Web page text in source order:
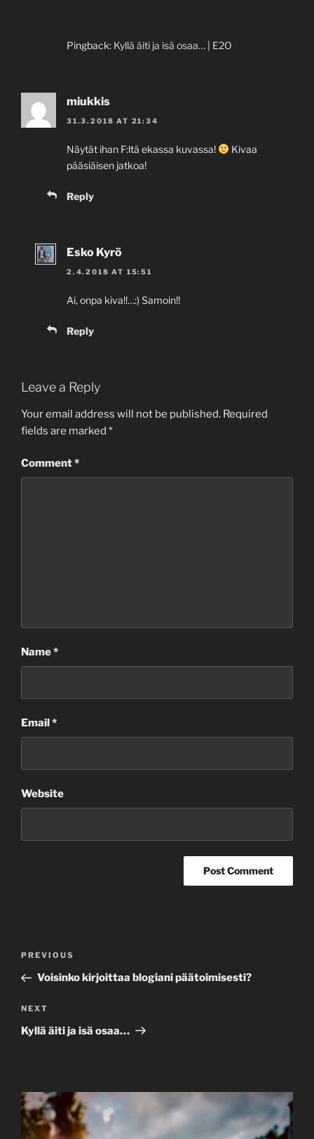
Pingback: Kyllä äiti ja isä osaa… | E2O
miukkis
31.3.2018 AT 21:34
Näytät ihan F:ltä ekassa kuvassa!
Kivaa
pääsiäisen jatkoa!
Reply
Esko Kyrö
2.4.2018 AT 15:51
Ai, onpa kiva!!…:) Samoin!!
Reply
Leave a Reply
Your email address will not be published. Required
fields are marked *
Comment*
Name*
Email*
Website
Previous
Post
PREVIOUS
Voisinko kirjoittaa blogiani päätoimisesti?
Next
Post
NEXT
Kyllä äiti ja isä osaa…